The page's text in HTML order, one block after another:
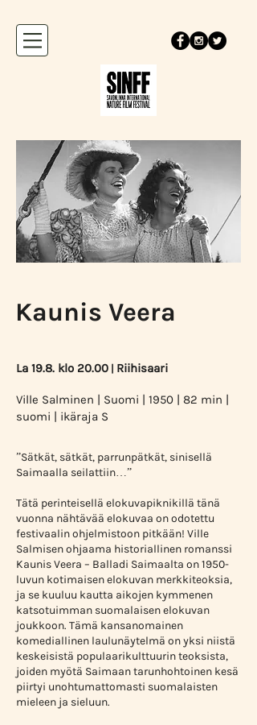
Kaunis Veera
La 19.8. klo 20.00 Riihisaari
Ville Salminen | Suomi | 1950 | 82 min |
suomi | ikäraja S
”Sätkät, sätkät, parrunpätkät, sinisellä
Saimaalla seilattiin…”
Tätä perinteisellä elokuvapiknikillä tänä
vuonna nähtävää elokuvaa on odotettu
festivaalin ohjelmistoon pitkään! Ville
Salmisen ohjaama historiallinen romanssi
Kaunis Veera – Balladi Saimaalta on 1950-
luvun kotimaisen elokuvan merkkiteoksia,
ja se kuuluu kautta aikojen kymmenen
katsotuimman suomalaisen elokuvan
joukkoon. Tämä kansanomainen
komediallinen laulunäytelmä on yksi niistä
keskeisistä populaarikulttuurin teoksista,
joiden myötä Saimaan tarunhohtoinen kesä
piirtyi unohtumattomasti suomalaisten
mieleen ja sieluun.